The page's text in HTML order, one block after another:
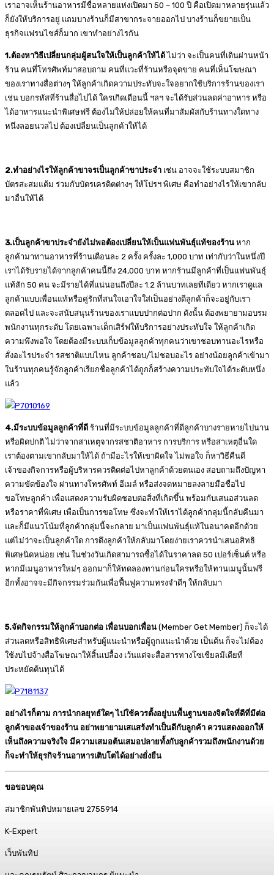
เราอาจเห็นร้านอาหารมีชื่อหลายแห่งเปิดมา 50 – 100 ปี คือเปิดมาหลายรุ่นแล้ว
ก็ยังให้บริการอยู่ แถมบางร้านก็มีสาขากระจายออกไป บางร้านก็ขยายเป็น
ธุรกิจแฟรนไชส์ก็มาก เขาทำอย่างไรกัน
1.ต้องหาวิธีเปลี่ยนกลุ่มผู้สนใจให้เป็นลูกค้าให้ได้ไม่ว่า จะเป็นคนที่เดินผ่านหน้า
ร้าน คนที่โทรศัพท์มาสอบถาม คนที่แวะที่ร้านหรือจุดขาย คนที่เห็นโฆษณา
ของเราทางสื่อต่างๆ ให้ลูกค้าเกิดความประทับจะใจอยากใช้บริการร้านของเรา
เช่น บอกรหัสที่ร้านสื่อไปได้ ใครเกิดเดือนนี้ ฯลฯ จะได้รับส่วนลดค่าอาหาร หรือ
ได้อาหารแนะนำพิเศษฟรี ต้องไม่ให้ปล่อยให้คนที่มาสัมผัสกับร้านทางใดทาง
หนึ่งลอยนวลไป ต้องเปลี่ยนเป็นลูกค้าให้ได้
2.ทำอย่างไรให้ลูกค้าขาจรเป็นลูกค้าขาประจำ เช่น อาจจะใช้ระบบสมาชิก
บัตรสะสมแต้ม ร่วมกับบัตรเครดิตต่างๆ ให้โปรฯ พิเศษ คือทำอย่างไรให้เขากลับ
มาอื่นให้ได้
3.เป็นลูกค้าขาประจำยังไม่พอต้องเปลี่ยนให้เป็นแฟนพันธุ์แท้ของร้าน หาก
ลูกค้ามาทานอาหารที่ร้านเดือนละ 2 ครั้ง ครั้งละ 1,000 บาท เท่ากับว่าในหนึ่งปี
เราได้รับรายได้จากลูกค้าคนนี้ถึง 24,000 บาท หากร้านมีลูกค้าที่เป็นแฟนพันธุ์
แท้สัก 50 คน จะมีรายได้ที่แน่นอนถึงปีละ 1.2 ล้านบาทเลยทีเดียว หากเราดูแล
ลูกค้าแบบเพื่อนแท้หรือคู่รักที่สนใจเอาใจใส่เป็นอย่างดีลูกค้าก็จะอยู่กับเรา
ตลอดไป และจะสนับสนุนร้านของเราแบบปากต่อปาก ดังนั้น ต้องพยายามอบรม
พนักงานทุกระดับ โดยเฉพาะเด็กเสิร์ฟให้บริการอย่างประทับใจ ให้ลูกค้าเกิด
ความพึงพอใจ โดยต้องมีระบบเก็บข้อมูลลูกค้าทุกคนว่าเขาชอบทานอะไรหรือ
สั่งอะไรประจำ รสชาติแบบไหน ลูกค้าชอบ/ไม่ชอบอะไร อย่างน้อยลูกค้าเข้ามา
ในร้านทุกคนรู้จักลูกค้าเรียกชื่อลูกค้าได้ถูกก็สร้างความประทับใจได้ระดับหนึ่ง
แล้ว
4.มีระบบข้อมูลลูกค้าที่ดี ร้านที่มีระบบข้อมูลลูกค้าที่ดีลูกค้าบางรายหายไปนาน
หรือผิดปกติ ไม่ว่าจากสาเหตุจากรสชาติอาหาร การบริการ หรือสาเหตุอื่นใด
เราต้องตามเขากลับมาให้ได้ ถ้ามีอะไรให้เขาผิดใจ ไม่พอใจ ก็หาวิธีคืนดี
เจ้าของกิจการหรือผู้บริหารควรติดต่อไปหาลูกค้าด้วยตนเอง สอบถามถึงปัญหา
ความขัดข้องใจ ผ่านทางโทรศัพท์ อีเมล์ หรือส่งจดหมายลงลายมือชื่อไป
ขอโทษลูกค้า เพื่อแสดงความรับผิดชอบต่อสิ่งที่เกิดขึ้น พร้อมกับเสนอส่วนลด
หรือราคาที่พิเศษ เพื่อเป็นการขอโทษ ซึ่งจะทำให้เราได้ลูกค้ากลุ่มนี้กลับคืนมา
และก็มีแนวโน้มที่ลูกค้ากลุ่มนี้จะกลาย มาเป็นแฟนพันธุ์แท้ในอนาคตอีกด้วย
แต่ไม่ว่าจะเป็นลูกค้าใด การดึงลูกค้าให้กลับมาโดยง่ายเราควรนำเสนอสิทธิ
พิเศษนิดหน่อย เช่น ในช่วงวันเกิดสามารถซื้อได้ในราคาลด 50 เปอร์เซ็นต์ หรือ
หากมีเมนูอาหารใหม่ๆ ออกมาก็ให้ทดลองทานก่อนใครหรือให้ทานเมนูนั้นฟรี
อีกทั้งอาจจะมีกิจกรรมร่วมกันเพื่อฟื้นฟูความทรงจำดีๆ ให้กลับมา
5.จัดกิจกรรมให้ลูกค้าบอกต่อ เพื่อนบอกเพื่อน (Member Get Member) ก็จะได้
ส่วนลดหรือสิทธิพิเศษสำหรับผู้แนะนำหรือผู้ถูกแนะนำด้วย เป็นต้น ก็จะไม่ต้อง
ใช้งบไปจ้างสื่อโฆษณาให้สิ้นเปลื้อง เว้นแต่จะสื่อสารทางโซเชียลมีเดียที่
ประหยัดต้นทุนได้
อย่างไรก็ตาม การนำกลยุทธ์ใดๆ ไปใช้ควรตั้งอยู่บนพื้นฐานของจิตใจที่ดีที่มีต่อ
ลูกค้าของเจ้าของร้าน อย่าพยายามเสแสร้งทำเป็นดีกับลูกค้า ควรแสดงออกให้
เห็นถึงความจริงใจ มีความเสมอต้นเสมอปลายทั้งกับลูกค้ารวมถึงพนักงานด้วย
ก็จะทำให้ธุรกิจร้านอาหารเติบโตได้อย่างยั่งยืน
ขอขอบคุณ
สมาชิกพันทิปหมายเลข 2755914
K-Expert
เว็บพันทิป